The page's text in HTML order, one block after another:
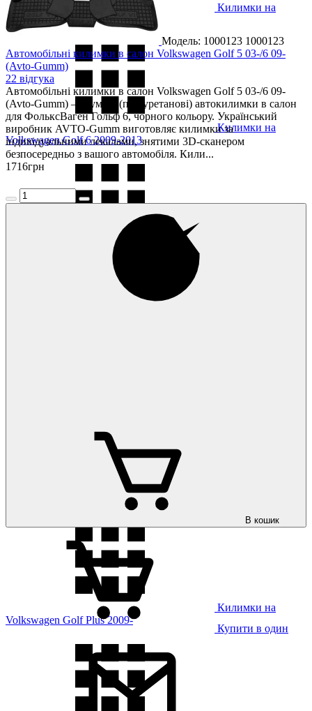
Килимки на
Volkswagen Golf 4 1998-2003
Килимки на
Volkswagen Golf 6 2009-2013
Volkswagen Golf 7 2013-
Volkswagen Golf Plus 2004-2009
Килимки на
Volkswagen Golf Plus 2009-
Модель: 1000123 1000123
Автомобільні килимки в салон Volkswagen Golf 5 03-/6 09-
(Avto-Gumm)
22 відгука
Автомобільні килимки в салон Volkswagen Golf 5 03-/6 09-
(Avto-Gumm) — гумові (поліуретанові) автокилимки в салон
для ФольксВаген Гольф 6, чорного кольору. Український
виробник AVTO-Gumm виготовляє килимки за
індивідуальними лекалами, знятими 3D-сканером
безпосередньо з вашого автомобіля. Кили...
1716грн
В кошик
Купити в один